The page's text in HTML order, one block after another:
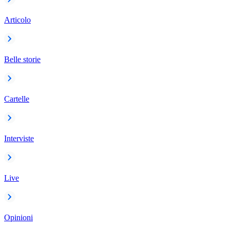
Articolo
Belle storie
Cartelle
Interviste
Live
Opinioni